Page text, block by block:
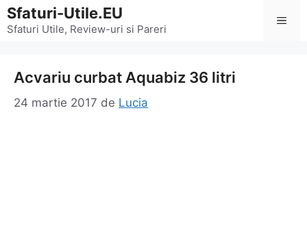
Sari
la
Sfaturi-Utile.EU
Sfaturi Utile, Review-uri si Pareri
Acvariu curbat Aquabiz 36 litri
24 martie 2017 de Lucia